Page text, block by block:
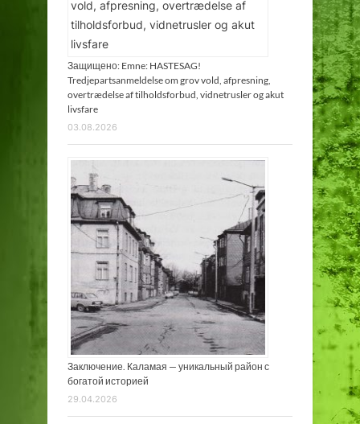
Защищено: Emne: HASTESAG!
Tredjepartsanmeldelse om grov vold, afpresning,
overtrædelse af tilholdsforbud, vidnetrusler og akut
livsfare
03.08.2026
Заключение. Каламая — уникальный район с
богатой историей
29.04.2026